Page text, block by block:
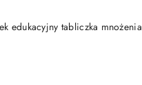
edukacyjny tabliczka mnożenia